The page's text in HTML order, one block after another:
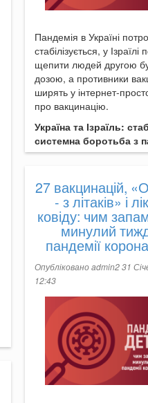
Пандемія в Україні
стабілізується, у
щепити людей другою
дозою, а противники
ширять у інтернет-
про вакцинацію.
Україна та Ізраїль:
системна боротьба з
27 вакцинацій,
- з літаків» і
ковіду: чим
минулий
пандемії
Опублікованоadmin231
12:43